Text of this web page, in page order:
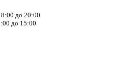
8:00 до 20:00
до 15:00